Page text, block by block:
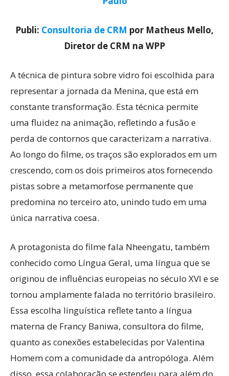
Publi: Consultoria de CRM por Matheus Mello,
Diretor de CRM na WPP
A técnica de pintura sobre vidro foi escolhida para
representar a jornada da Menina, que está em
constante transformação. Esta técnica permite
uma fluidez na animação, refletindo a fusão e
perda de contornos que caracterizam a narrativa.
Ao longo do filme, os traços são explorados em um
crescendo, com os dois primeiros atos fornecendo
pistas sobre a metamorfose permanente que
predomina no terceiro ato, unindo tudo em uma
única narrativa coesa.
A protagonista do filme fala Nheengatu, também
conhecido como Língua Geral, uma língua que se
originou de influências europeias no século XVI e se
tornou amplamente falada no território brasileiro.
Essa escolha linguística reflete tanto a língua
materna de Francy Baniwa, consultora do filme,
quanto as conexões estabelecidas por Valentina
Homem com a comunidade da antropóloga. Além